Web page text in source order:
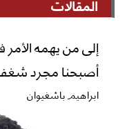
إلى من يهمه
أصبحنا مجرد
ابراهيم باشغيوان